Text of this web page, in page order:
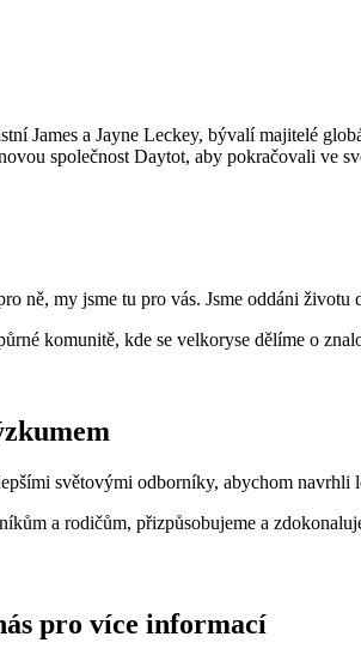
James a Jayne Leckey, bývalí majitelé
společnost Daytot, aby pokračovali ve
ně, my jsme tu pro vás. Jsme oddáni
komunitě, kde se velkoryse dělíme o
světovými odborníky, abychom navrhli
a rodičům, přizpůsobujeme a
pro více informací